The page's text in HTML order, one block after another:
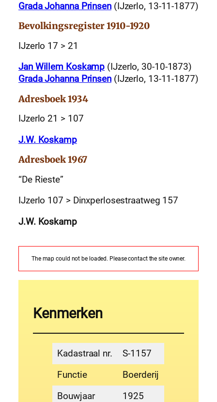
Grada Johanna Prinsen(IJzerlo, 13-11-1877)
Bevolkingsregister 1910-1920
IJzerlo 17 > 21
Jan Willem Koskamp (IJzerlo, 30-10-1873)
Grada Johanna Prinsen(IJzerlo, 13-11-1877)
Adresboek 1934
IJzerlo 21 > 107
J.W. Koskamp
Adresboek 1967
“De Rieste”
IJzerlo 107 > Dinxperlosestraatweg 157
J.W. Koskamp
The map could not be loaded. Please contact the site owner.
Kenmerken
Kadastraal nr.
S-1157
Functie
Boerderij
Bouwjaar
1925